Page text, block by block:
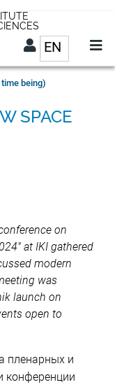
ENList
being)
SPACE
on
at IKI gathered
modern
was
launch on
open to
пленарных и
конференции